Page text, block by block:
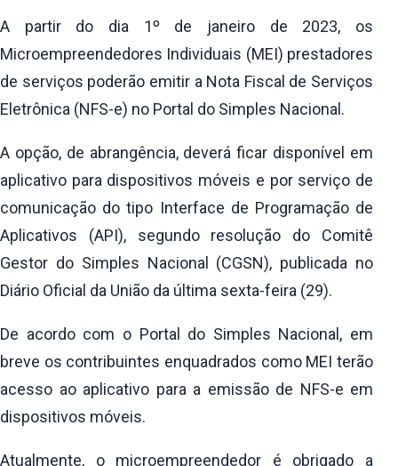
A partir do dia 1º de janeiro de 2023, os
Microempreendedores Individuais (MEI) prestadores
de serviços poderão emitir a Nota Fiscal de Serviços
Eletrônica (NFS-e) no Portal do Simples Nacional.
A opção, de abrangência, deverá ficar disponível em
aplicativo para dispositivos móveis e por serviço de
comunicação do tipo Interface de Programação de
Aplicativos (API), segundo resolução do Comitê
Gestor do Simples Nacional (CGSN), publicada no
Diário Oficial da União da última sexta-feira (29).
De acordo com o Portal do Simples Nacional, em
breve os contribuintes enquadrados como MEI terão
acesso ao aplicativo para a emissão de NFS-e em
dispositivos móveis.
Atualmente, o microempreendedor é obrigado a